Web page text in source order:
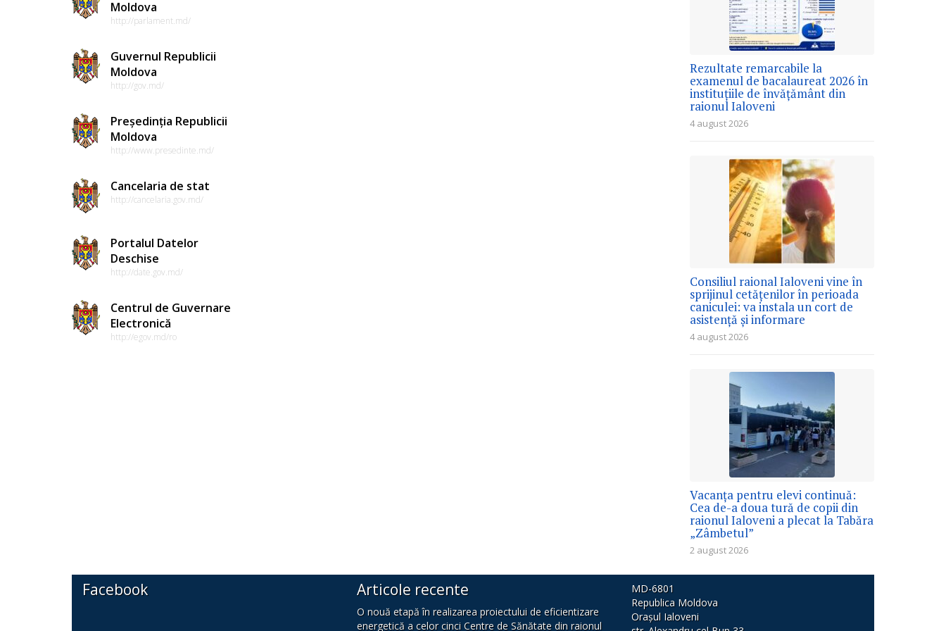
Moldova
http://parlament.md/
Guvernul Republicii
Moldova
http://gov.md/
Președinția Republicii
Moldova
http://www.presedinte.md/
Cancelaria de stat
http://cancelaria.gov.md/
Portalul Datelor
Deschise
http://date.gov.md/
Centrul de Guvernare
Electronică
http://egov.md/ro
Rezultate remarcabile la
examenul de bacalaureat 2026 în
instituțiile de învățământ din
raionul Ialoveni
4 august 2026
Consiliul raional Ialoveni vine în
sprijinul cetățenilor în perioada
caniculei: va instala un cort de
asistență și informare
4 august 2026
Vacanța pentru elevi continuă:
Cea de-a doua tură de copii din
raionul Ialoveni a plecat la Tabăra
„Zâmbetul”
2 august 2026
Facebook Articole recente
O nouă etapă în realizarea proiectului de eficientizare
energetică a celor cinci Centre de Sănătate din raionul
MD-6801
Republica Moldova
Orașul Ialoveni